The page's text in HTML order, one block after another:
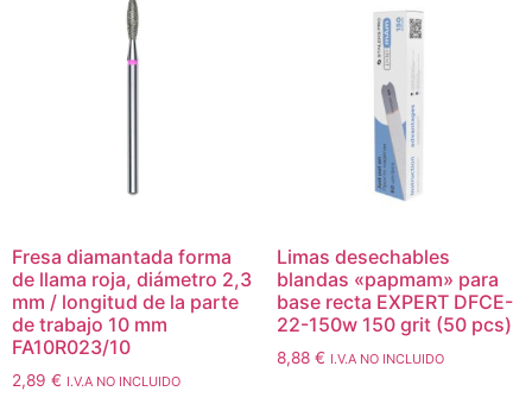
Fresa diamantada forma
de llama roja, diámetro 2,3
mm / longitud de la parte
de trabajo 10 mm
FA10R023/10
2,89 € I.V.A NO INCLUIDO
Limas desechables
blandas «papmam» para
base recta EXPERT DFCE-
22-150w 150 grit (50 pcs)
8,88 € I.V.A NO INCLUIDO